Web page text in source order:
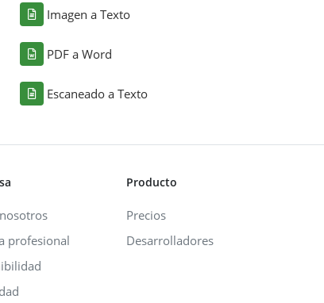
Imagen a Texto
PDF a Word
Escaneado a Texto
profesional
Producto
Precios
Desarrolladores